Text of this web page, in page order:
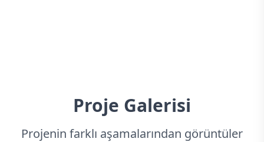
Proje Galerisi
Projenin farklı aşamalarından görüntüler